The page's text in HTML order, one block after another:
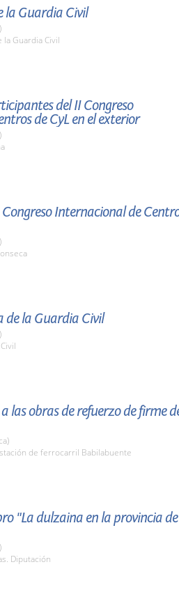
la Guardia Civil
la Guardia Civil
del II Congreso
de CyL en el exterior
Internacional de
de la Guardia Civil
las obras de refuerzo de firme
de ferrocarril Babilabuente
"La dulzaina en la provincia de
Diputación